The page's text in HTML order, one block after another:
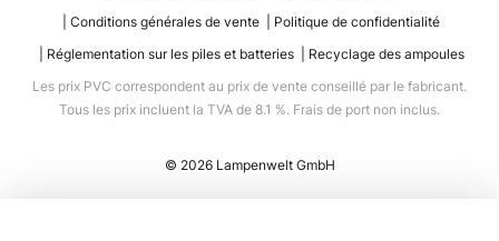
Conditions générales de vente
Politique de confidentialité
Réglementation sur les piles et batteries
Recyclage des ampoules
Les prix PVC correspondent au prix de vente conseillé par le fabricant.
Tous les prix incluent la TVA de 8.1 %. Frais de port non inclus.
© 2026 Lampenwelt GmbH